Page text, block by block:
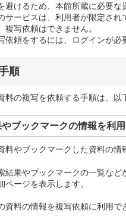
避けるため、本館所蔵に必要な
サービスは、利用者が限定さ
複写依頼はできません。
依頼をするには、ログインが必
順
料の複写を依頼する手順は、以
ブックマークの情報を利
料やブックマークした資料の情
結果やブックマークの一覧な
ページを表示します。
資料の情報を複写依頼に利用で